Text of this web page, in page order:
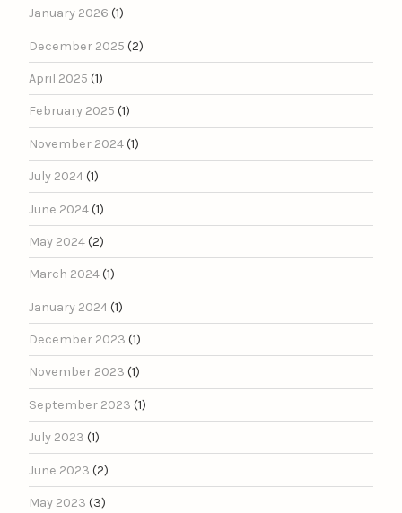
January 2026 (1)
December 2025 (2)
April 2025 (1)
February 2025 (1)
November 2024(1)
July 2024(1)
June 2024(1)
May 2024(2)
March 2024(1)
January 2024(1)
December 2023 (1)
November 2023 (1)
September 2023 (1)
July 2023 (1)
June 2023 (2)
May 2023 (3)